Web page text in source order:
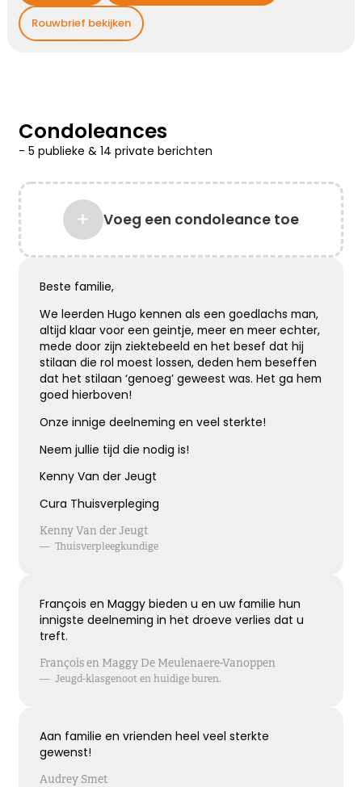
Rouwbrief bekijken
Condoleances
- 5 publieke & 14 private berichten
Voeg een condoleance toe
Beste familie,
We leerden Hugo kennen als een goedlachs man,
altijd klaar voor een geintje, meer en meer echter,
mede door zijn ziektebeeld en het besef dat hij
stilaan die rol moest lossen, deden hem beseffen
dat het stilaan ‘genoeg’ geweest was. Het ga hem
goed hierboven!
Onze innige deelneming en veel sterkte!
Neem jullie tijd die nodig is!
Kenny Van der Jeugt
Cura Thuisverpleging
Kenny Van der Jeugt
— Thuisverpleegkundige
François en Maggy bieden u en uw familie hun
innigste deelneming in het droeve verlies dat u
treft.
François en Maggy De Meulenaere-Vanoppen
— Jeugd-klasgenoot en huidige buren.
Aan familie en vrienden heel veel sterkte
gewenst!
Audrey Smet
Kies dit gedicht
hou je sterk ...
Waar rouw is, is liefde. Waar liefde is, geven
Kies dit gedicht
Bijzonder persoon gemist
De wereld mist een heel bijzonder iemand.
Uniek en onvervangbaar.
Veel sterkte toegewenst!
Kies dit gedicht
Broosheid van het leven
We beseffen nu meer dan ooit,
hoe broos en kwetsbaar het leven is.
Kies dit gedicht